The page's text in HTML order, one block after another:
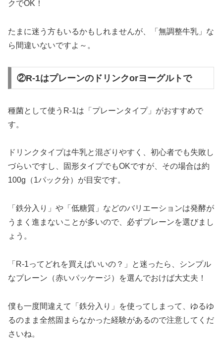
クでOK！
たまに迷う方もいるかもしれませんが、「無調整牛乳」な
ら間違いないですよ～。
②R-1はプレーンのドリンクorヨーグルトで
種菌として使うR-1は「プレーンタイプ」がおすすめで
す。
ドリンクタイプは牛乳と混ざりやすく、初心者でも失敗し
づらいですし、固形タイプでもOKですが、その場合は約
100g（1パック分）が目安です。
「鉄分入り」や「低糖質」などのバリエーションは発酵が
うまく進まないことが多いので、必ずプレーンを選びまし
ょう。
「R-1ってどれを買えばいいの？」と迷ったら、シンプル
なプレーン（赤いパッケージ）を選んでおけば大丈夫！
僕も一度間違えて「鉄分入り」を使ってしまって、ゆるゆ
るのまま全然固まらなかった経験があるので注意してくだ
さいね。